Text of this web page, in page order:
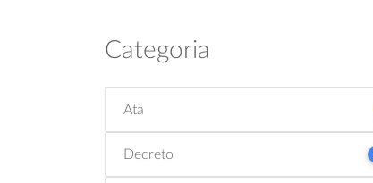
Categoria
Ata
Decreto